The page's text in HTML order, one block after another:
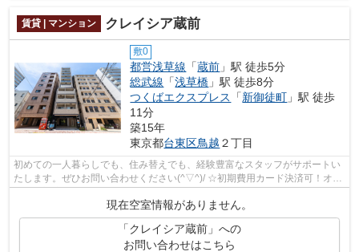
賃貸 | マンション クレイシア蔵前
敷0
都営浅草線 「蔵前 」駅 徒歩5分
総武線 「浅草橋 」駅 徒歩8分
つくばエクスプレス
「新御徒町 」駅 徒歩
11分
築15年
東京都台東区鳥越 ２丁目
初めての一人暮らしでも、住み替えでも、経験豊富なスタッフがサポートい
たします。ぜひお問い合わせください(^▽^)/ ☆初期費用カード決済可！オン
現在空室情報がありません。
「クレイシア蔵前」への
お問い合わせはこちら